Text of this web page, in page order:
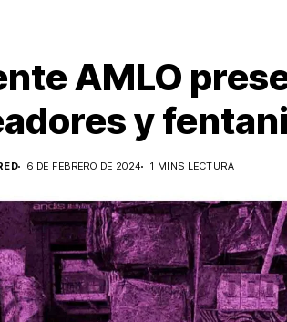
AMLO
y
6 DE FEBRERO DE 2024 1 MINS LECTURA